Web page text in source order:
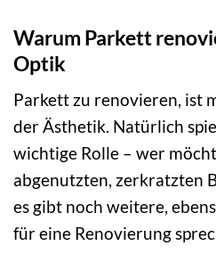
Warum Parkett
Optik
Parkett zu renovieren, ist
der Ästhetik. Natürlich
wichtige Rolle – wer
abgenutzten, zerkratzten
es gibt noch weitere,
für eine Renovierung